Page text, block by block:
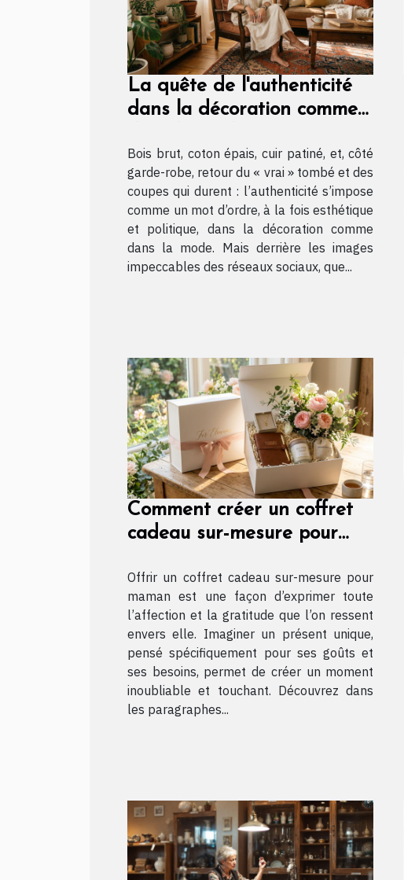
La quête de l'authenticité
dans la décoration comme
Bois brut, coton épais, cuir patiné, et, côté
garde-robe, retour du « vrai » tombé et des
coupes qui durent : l’authenticité s’impose
comme un mot d’ordre, à la fois esthétique
et politique, dans la décoration comme
dans la mode. Mais derrière les images
impeccables des réseaux sociaux, que...
Comment créer un coffret
cadeau sur-mesure pour
Offrir un coffret cadeau sur-mesure pour
maman est une façon d’exprimer toute
l’affection et la gratitude que l’on ressent
envers elle. Imaginer un présent unique,
pensé spécifiquement pour ses goûts et
ses besoins, permet de créer un moment
inoubliable et touchant. Découvrez dans
les paragraphes...